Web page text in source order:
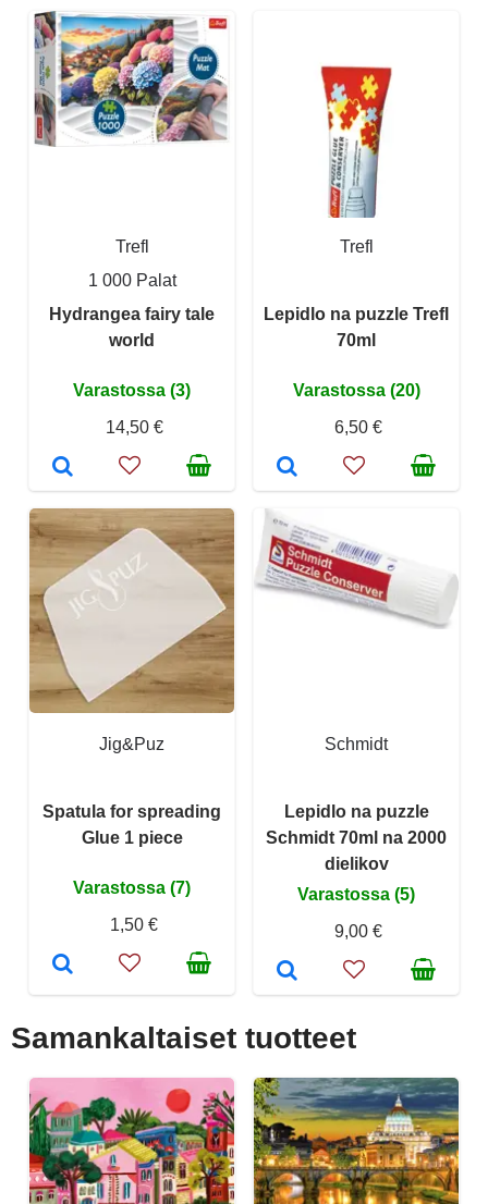
Trefl
1 000 Palat
Hydrangea fairy tale
world
Varastossa (3)
14,50 €
Trefl
Lepidlo na puzzle Trefl
70ml
Varastossa (20)
6,50 €
Jig&Puz
Spatula for spreading
Glue 1 piece
Varastossa (7)
1,50 €
Schmidt
Lepidlo na puzzle
Schmidt 70ml na 2000
dielikov
Varastossa (5)
9,00 €
Samankaltaiset tuotteet